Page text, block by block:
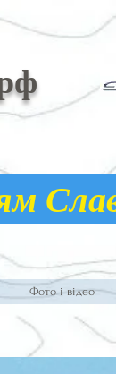
Фото і відео